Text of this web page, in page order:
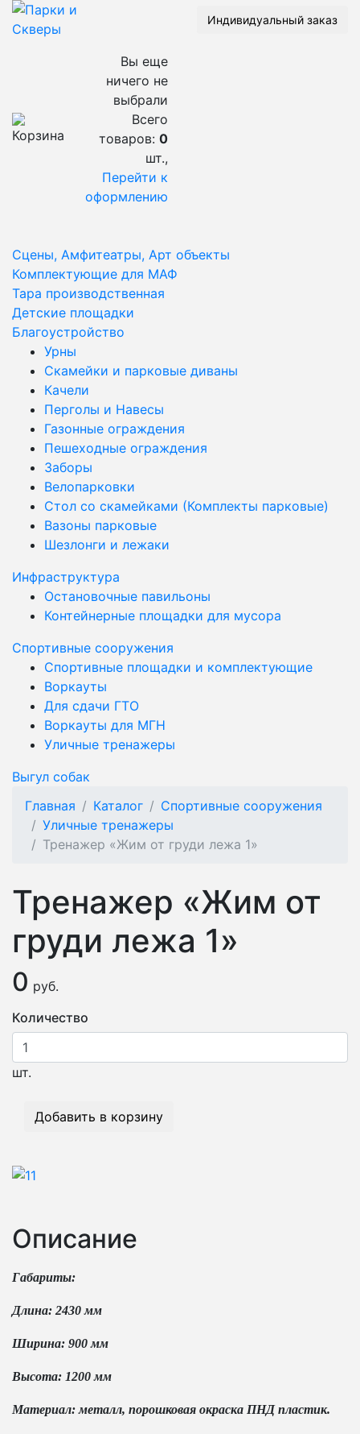
Индивидуальный заказ
Вы еще
ничего не
выбрали
Всего
товаров: 0
шт.,
Перейти к
оформлению
Сцены, Амфитеатры, Арт объекты
Комплектующие для МАФ
Тара производственная
Детские площадки
Благоустройство
Урны
Скамейки и парковые диваны
Качели
Перголы и Навесы
Газонные ограждения
Пешеходные ограждения
Заборы
Велопарковки
Стол со скамейками (Комплекты парковые)
Вазоны парковые
Шезлонги и лежаки
Инфраструктура
Остановочные павильоны
Контейнерные площадки для мусора
Спортивные сооружения
Спортивные площадки и комплектующие
Воркауты
Для сдачи ГТО
Воркауты для МГН
Уличные тренажеры
Выгул собак
Главная
Каталог
Спортивные сооружения
Уличные тренажеры
Тренажер «Жим от груди лежа 1»
Тренажер «Жим от
груди лежа 1»
0 руб.
Количество
шт.
Добавить в корзину
Описание
Габариты:
Длина: 2430 мм
Ширина: 900 мм
Высота: 1200 мм
Материал: металл, порошковая окраска ПНД пластик.